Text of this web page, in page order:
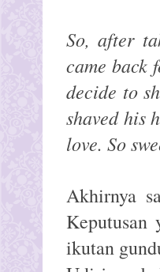
So, after
came back
decide to
shaved his
love. So
Akhirnya
ikutan